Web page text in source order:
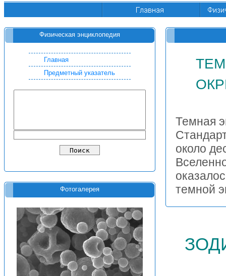
Физическая энциклопедия
Главная
Предметный указатель
Фотогалерея
Темная
около
темной